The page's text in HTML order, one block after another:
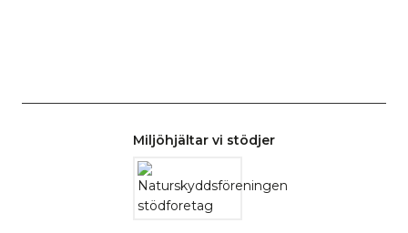
Miljöhjältar vi stödjer